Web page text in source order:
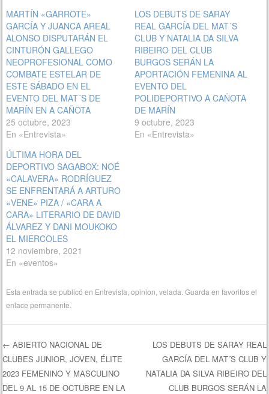
MARTÍN «GARROTE»
GARCÍA Y JUANCA AREAL
ALONSO DISPUTARÁN EL
CINTURÓN GALLEGO
NEOPROFESIONAL COMO
COMBATE ESTELAR DE
ESTE SÁBADO EN EL
EVENTO DEL MAT´S DE
MARÍN EN A CAÑOTA
25 octubre, 2023
En «Entrevista»
LOS DEBUTS DE SARAY
REAL GARCÍA DEL MAT´S
CLUB Y NATALIA DA SILVA
RIBEIRO DEL CLUB
BURGOS SERÁN LA
APORTACIÓN FEMENINA AL
EVENTO DEL
POLIDEPORTIVO A CAÑOTA
DE MARÍN
9 octubre, 2023
En «Entrevista»
ÚLTIMA HORA DEL
DEPORTIVO SAGABOX: NOÉ
«CALAVERA» RODRÍGUEZ
SE ENFRENTARÁ A ARTURO
«VENE» PIZA / «CARA A
CARA» LITERARIO DE DAVID
ÁLVAREZ Y DANI MOUKOKO
EL MIERCOLES
12 noviembre, 2021
En «eventos»
Esta entrada se publicó en Entrevista ,opinion ,velada . Guarda en favoritos el
enlace permanente
Navegación de entradas
← ABIERTO NACIONAL DE
CLUBES JUNIOR, JOVEN, ÉLITE
2023 FEMENINO Y MASCULINO
DEL 9 AL 15 DE OCTUBRE EN LA
LOS DEBUTS DE SARAY REAL
GARCÍA DEL MAT´S CLUB Y
NATALIA DA SILVA RIBEIRO DEL
CLUB BURGOS SERÁN LA